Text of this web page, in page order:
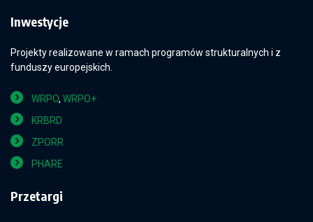
Inwestycje
Projekty realizowane w ramach programów strukturalnych i z
funduszy europejskich.
WRPO, WRPO+
KRBRD
ZPORR
PHARE
Przetargi